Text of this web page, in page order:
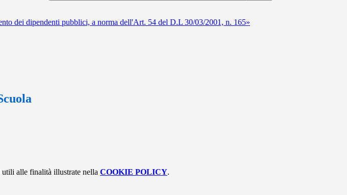
dei dipendenti pubblici, a norma dell'Art. 54 del D.L 30/03/2001, n. 165»
alle finalità illustrate nella COOKIE POLICY.